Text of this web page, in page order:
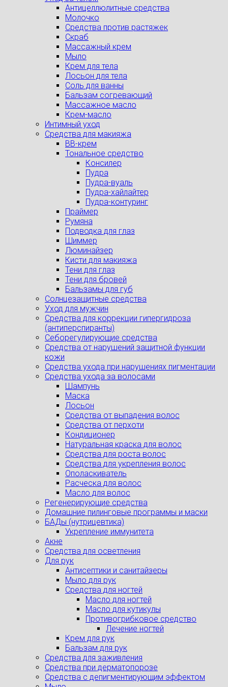
Антицеллюлитные средства
Молочко
Средства против растяжек
Скраб
Массажный крем
Мыло
Крем для тела
Лосьон для тела
Соль для ванны
Бальзам согревающий
Массажное масло
Крем-масло
Интимный уход
Средства для макияжа
BB-крем
Тональное средство
Консилер
Пудра
Пудра-вуаль
Пудра-хайлайтер
Пудра-контуринг
Праймер
Румяна
Подводка для глаз
Шиммер
Люминайзер
Кисти для макияжа
Тени для глаз
Тени для бровей
Бальзамы для губ
Солнцезащитные средства
Уход для мужчин
Средства для коррекции гипергидроза
(антиперспиранты)
Себорегулирующие средства
Средства от нарушений защитной функции
кожи
Средства ухода при нарушениях пигментации
Средства ухода за волосами
Шампунь
Маска
Лосьон
Средства от выпадения волос
Средства от перхоти
Кондиционер
Натуральная краска для волос
Средства для роста волос
Средства для укрепления волос
Ополаскиватель
Расческа для волос
Масло для волос
Регенерирующие средства
Домашние пилинговые программы и маски
БАДы (нутрицевтика)
Укрепление иммунитета
Акне
Средства для осветления
Для рук
Антисептики и санитайзеры
Мыло для рук
Средства для ногтей
Масло для ногтей
Масло для кутикулы
Противогрибковое средство
Лечение ногтей
Крем для рук
Бальзам для рук
Средства для заживления
Средства при дерматопорозе
Cредства с депигментирующим эффектом